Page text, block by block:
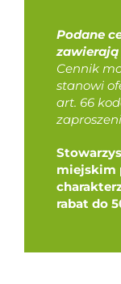
Podane
zawierają
Cennik
stanowi
art. 66
miejskim
rabat do